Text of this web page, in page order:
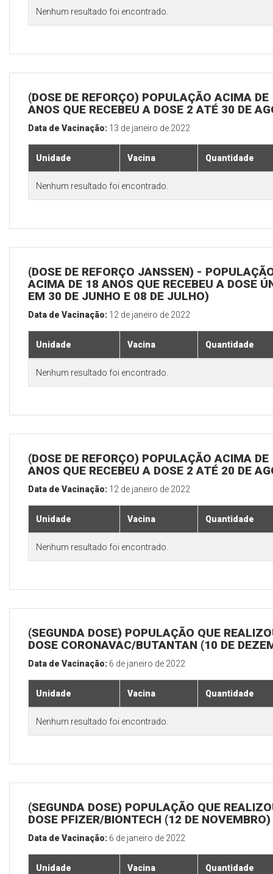
Nenhum resultado foi encontrado.
(DOSE DE REFORÇO) POPULAÇÃO ACIMA DE
ANOS QUE RECEBEU A DOSE 2 ATÉ 30 DE
Data de Vacinação: 13 de janeiro de 2022
Unidade Vacina Quantidade
Nenhum resultado foi encontrado.
(DOSE DE REFORÇO JANSSEN) -
ACIMA DE 18 ANOS QUE RECEBEU A DOSE
EM 30 DE JUNHO E 08 DE JULHO)
Data de Vacinação: 12 de janeiro de 2022
Unidade Vacina Quantidade
Nenhum resultado foi encontrado.
(DOSE DE REFORÇO) POPULAÇÃO ACIMA DE
ANOS QUE RECEBEU A DOSE 2 ATÉ 20 DE
Data de Vacinação: 12 de janeiro de 2022
Unidade Vacina Quantidade
Nenhum resultado foi encontrado.
(SEGUNDA DOSE) POPULAÇÃO QUE
DOSE CORONAVAC/BUTANTAN (10 DE
Data de Vacinação: 6 de janeiro de 2022
Unidade Vacina Quantidade
Nenhum resultado foi encontrado.
(SEGUNDA DOSE) POPULAÇÃO QUE
DOSE PFIZER/BIONTECH (12 DE NOVEMBRO)
Data de Vacinação: 6 de janeiro de 2022
Unidade Vacina Quantidade